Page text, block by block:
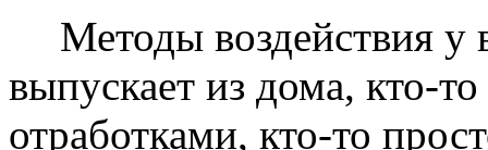
Методы воздействия у
выпускает из дома, кто-
отработками, кто-то